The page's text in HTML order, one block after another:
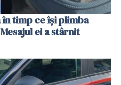
timp ce își plimba
ei a stârnit